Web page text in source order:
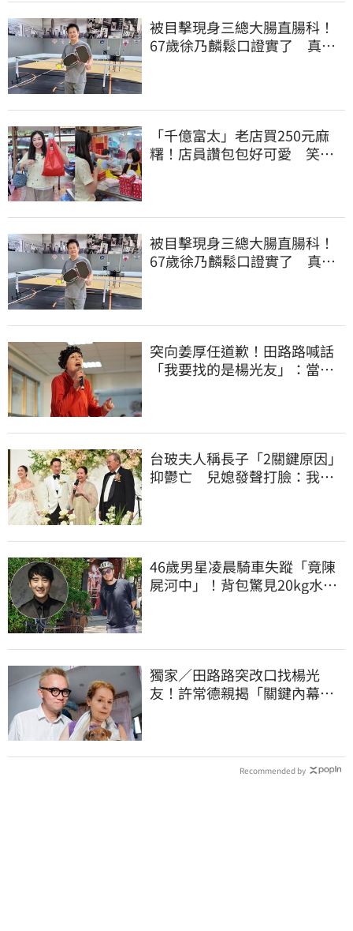
被目擊現身三總大腸直腸科！
67歲徐乃麟鬆口證實了 真實
「千億富太」老店買250元麻
糬！店員讚包包好可愛 笑
被目擊現身三總大腸直腸科！
67歲徐乃麟鬆口證實了 真實
突向姜厚任道歉！田路路喊話
「我要找的是楊光友」：當時
台玻夫人稱長子「2關鍵原因」
抑鬱亡 兒媳發聲打臉：我從
46歲男星凌晨騎車失蹤「竟陳
屍河中」！背包驚見20kg水泥
獨家／田路路突改口找楊光
友！許常德親揭「關鍵內幕」
Recommended by